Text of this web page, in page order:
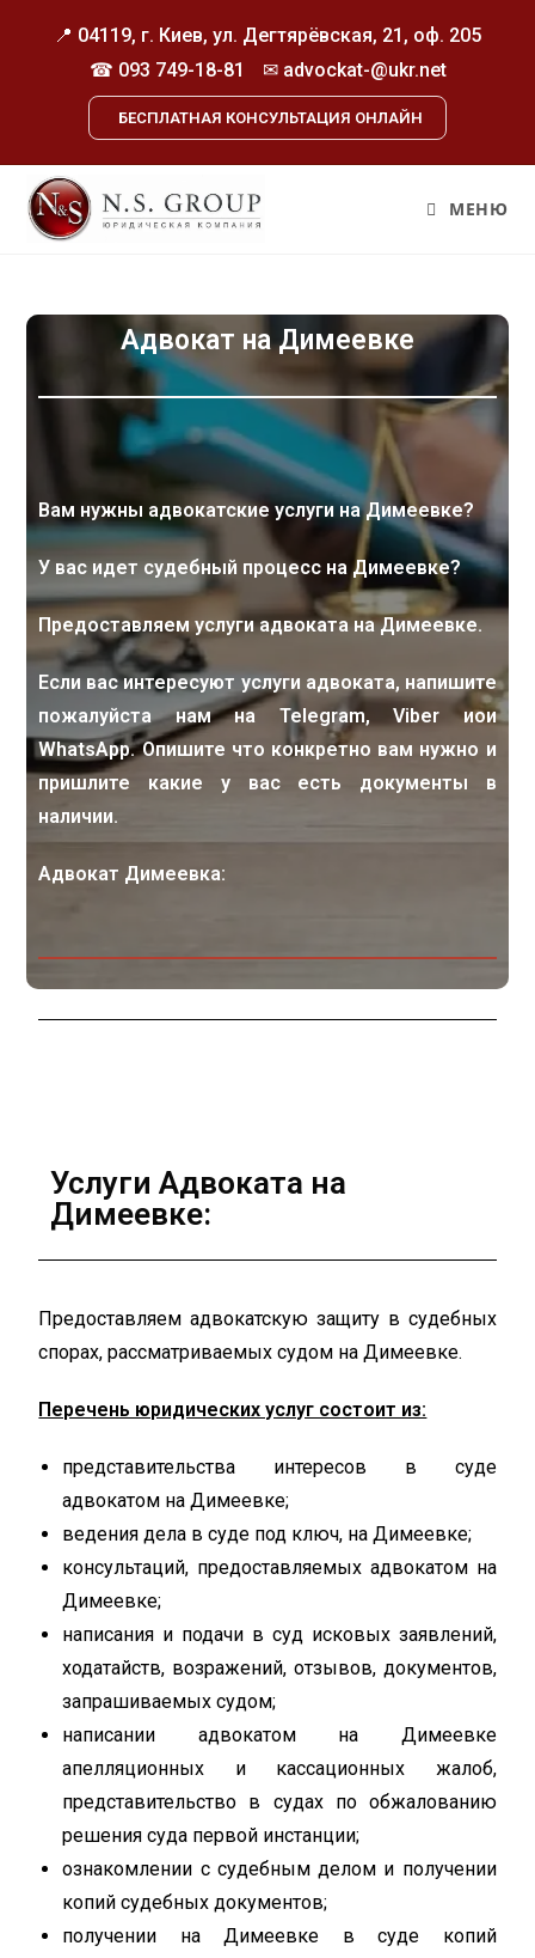
📍 04119, г. Киев, ул. Дегтярёвская, 21, оф. 205
☎ 093 749-18-81 ✉ advockat-@ukr.net
БЕСПЛАТНАЯ КОНСУЛЬТАЦИЯ ОНЛАЙН
МЕНЮ
Адвокат на Димеевке
Вам нужны адвокатские услуги на Димеевке?
У вас идет судебный процесс на Димеевке?
Предоставляем услуги адвоката на Димеевке.
Если вас интересуют услуги адвоката, напишите
пожалуйста нам на Telegram, Viber иои
WhatsApp. Опишите что конкретно вам нужно и
пришлите какие у вас есть документы в
наличии.
Адвокат Димеевка:
Услуги Адвоката на
Димеевке:
Предоставляем адвокатскую защиту в судебных
спорах, рассматриваемых судом на Димеевке.
Перечень юридических услуг состоит из:
представительства интересов в суде
адвокатом на Димеевке;
ведения дела в суде под ключ, на Димеевке;
консультаций, предоставляемых адвокатом на
Димеевке;
написания и подачи в суд исковых заявлений,
ходатайств, возражений, отзывов, документов,
запрашиваемых судом;
написании адвокатом на Димеевке
апелляционных и кассационных жалоб,
представительство в судах по обжалованию
решения суда первой инстанции;
ознакомлении с судебным делом и получении
копий судебных документов;
получении на Димеевке в суде копий